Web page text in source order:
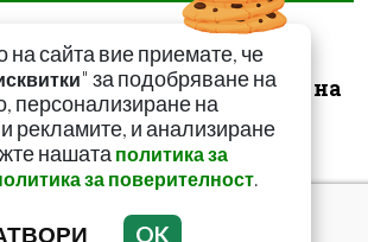
Не замитайте тези
симптоми: Може да
сигнализират за рак на
щитовидната...
на сайта вие приемате, че
" за подобряване на
персонализиране на
рекламите, и анализиране
нашата политика за
за поверителност.
OK